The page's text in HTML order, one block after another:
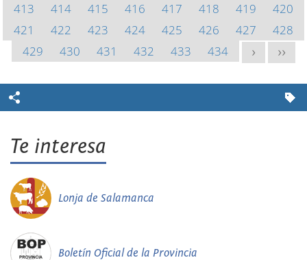
413
414 415 416 417 418 419
420
421
422 423 424 425 426 427
428
429
430 431 432 433 434 > >>
Te interesa
Lonja de Salamanca
Boletín Oficial de la Provincia